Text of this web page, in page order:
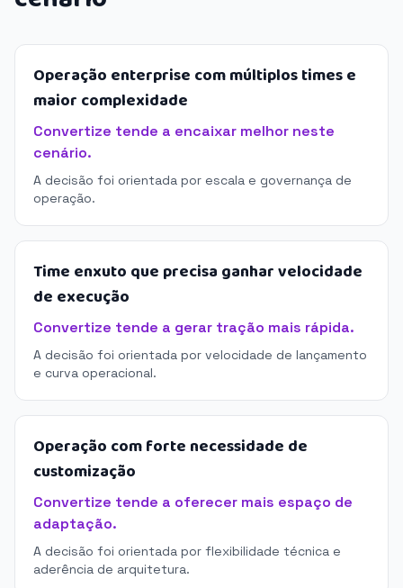
Operação enterprise com múltiplos times e
maior complexidade
Convertize tende a encaixar melhor neste
cenário.
A decisão foi orientada por escala e governança de
operação.
Time enxuto que precisa ganhar velocidade
de execução
Convertize tende a gerar tração mais rápida.
A decisão foi orientada por velocidade de lançamento
e curva operacional.
Operação com forte necessidade de
customização
Convertize tende a oferecer mais espaço de
adaptação.
A decisão foi orientada por flexibilidade técnica e
aderência de arquitetura.